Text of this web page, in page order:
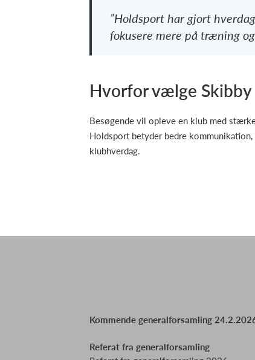
”Holdsport har gjort
fokusere mere på træning
Hvorfor vælge
Besøgende vil opleve en klub med
Holdsport betyder bedre
klubhverdag.
Kommende generalforsamling
Referat fra generalforsamling